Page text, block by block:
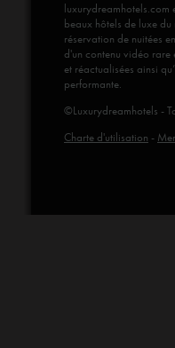
luxurydreamhotels.com
beaux hôtels de luxe
réservation de nuitées
d'un contenu vidéo
et réactualisées ainsi
performante.
©Luxurydreamhotels -
Charte d'utilisation -